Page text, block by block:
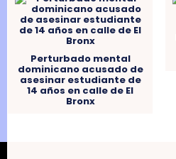
Perturbado mental
dominicano acusado de
asesinar estudiante de
14 años en calle de El
Bronx